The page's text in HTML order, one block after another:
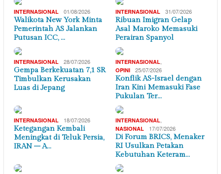
INTERNASIONAL 01/08/2026
Walikota New York Minta
Pemerintah AS Jalankan
Putusan ICC, …
INTERNASIONAL 31/07/2026
Ribuan Imigran Gelap
Asal Maroko Memasuki
Perairan Spanyol
INTERNASIONAL 28/07/2026
Gempa Berkekuatan 7,1 SR
Timbulkan Kerusakan
Luas di Jepang
INTERNASIONAL,
OPINI 25/07/2026
Konflik AS-Israel dengan
Iran Kini Memasuki Fase
Pukulan Ter…
INTERNASIONAL 18/07/2026
Ketegangan Kembali
Meningkat di Teluk Persia,
IRAN – A…
INTERNASIONAL,
NASIONAL 17/07/2026
Di Forum BRICS, Menaker
RI Usulkan Petakan
Kebutuhan Keteram…